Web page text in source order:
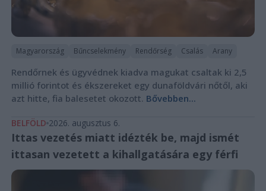
Magyarország Bűncselekmény Rendőrség Csalás Arany
Rendőrnek és ügyvédnek kiadva magukat csaltak ki 2,5
millió forintot és ékszereket egy dunaföldvári nőtől, aki
azt hitte, fia balesetet okozott. Bővebben...
BELFÖLD 2026. augusztus 6.
Ittas vezetés miatt idézték be, majd ismét
ittasan vezetett a kihallgatására egy férfi